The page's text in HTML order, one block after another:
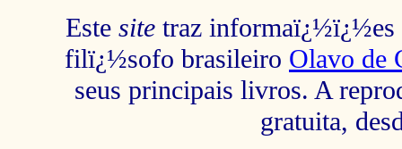
Este site traz informaï¿½ï¿½es
filï¿½sofo brasileiro Olavo de
seus principais livros. A
gratuita,